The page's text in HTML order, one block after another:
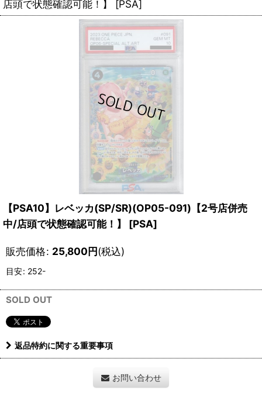
店頭で状態確認可能！】
[PSA]
【PSA10】レベッカ(SP/SR)(OP05-091)【2号店併売
中/店頭で状態確認可能！】
[PSA]
販売価格: 25,800円(税込)
目安: 252-
SOLD OUT
返品特約に関する重要事項
お問い合わせ